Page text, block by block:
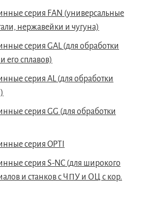
серия FAN (универсальные
нержавейки и чугуна)
серия GAL (для обработки
сплавов)
серия AL (для обработки
серия GG (для обработки
серия OPTI
серия S-NC (для широкого
и станков с ЧПУ и ОЦ с кор.